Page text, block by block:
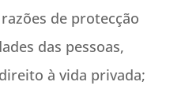
de protecção
das pessoas,
à vida privada;